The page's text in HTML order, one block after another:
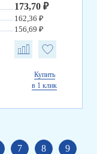
173,70 ₽
162,36 ₽
156,69 ₽
Купить
в 1 клик
7 8
9